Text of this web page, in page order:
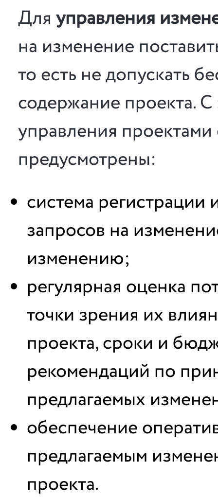
Для управления
на изменение
то есть не допускать
содержание проекта.
управления
предусмотрены:
система
запросов на
изменению;
регулярная оценка
точки зрения их
проекта, сроки и
рекомендаций по
предлагаемых
обеспечение
предлагаемым
проекта.